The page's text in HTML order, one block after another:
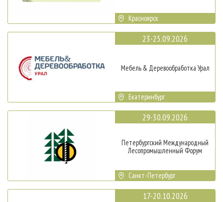
Красноярск
23-25.09.2026
Мебель & Деревообработка Урал
Екатеринбург
29-30.09.2026
Петербургский Международный
Лесопромышленный Форум
Санкт-Петербург
17-20.10.2026